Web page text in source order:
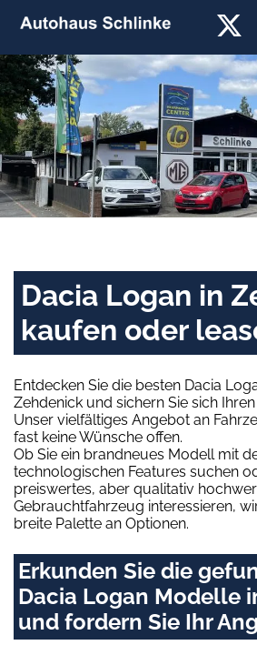
Dacia Logan in
kaufen oder
Entdecken Sie die besten Dacia
Zehdenick und sichern Sie sich
Unser vielfältiges Angebot an
fast keine Wünsche offen.
Ob Sie ein brandneues Modell mit
technologischen Features suchen
preiswertes, aber qualitativ
Gebrauchtfahrzeug interessieren,
breite Palette an Optionen.
Erkunden Sie die
Dacia Logan Modelle
und fordern Sie Ihr